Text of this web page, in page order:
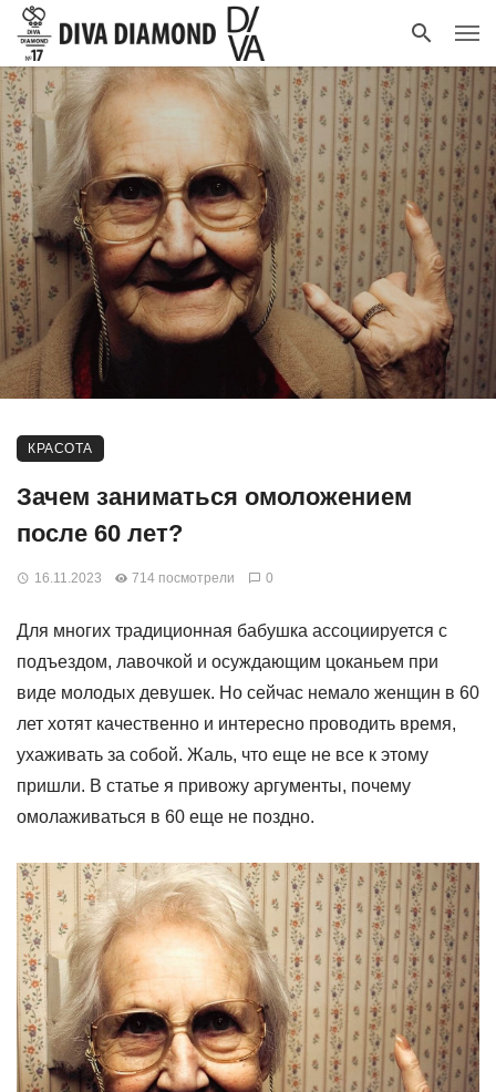
КРАСОТА
Зачем заниматься омоложением
после 60 лет?
16.11.2023 714 посмотрели 0
Для многих традиционная бабушка ассоциируется с
подъездом, лавочкой и осуждающим цоканьем при
виде молодых девушек. Но сейчас немало женщин в 60
лет хотят качественно и интересно проводить время,
ухаживать за собой. Жаль, что еще не все к этому
пришли. В статье я привожу аргументы, почему
омолаживаться в 60 еще не поздно.